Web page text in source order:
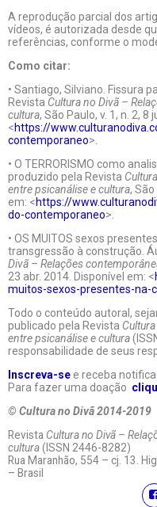
A reprodução parcial dos
vídeos, é autorizada desde
referências, conforme o
Como citar:
• Santiago, Silviano. Fissura
Revista Cultura no Divã –
cultura, São Paulo, v. 1, n. 2, 8
<https://
contemporaneo>.
• O TERRORISMO como
produzido pela Revista
entre psicanálise e cultura, São
em: <https://
do-contemporaneo>.
• OS MUITOS sexos
transgressão à construção.
Divã – Relações
23 abr. 2014. Disponível em: <
muitos-sexos-presentes-na-
Todo o conteúdo autoral,
publicado pela Revista
entre psicanálise e cultura
responsabilidade de seus
Inscreva-se e receba
Para fazer uma doação
© Cultura no Divã 2014-2019
Revista Cultura no Divã –
cultura(ISSN 2446-8282)
Rua Maranhão, 554 – cj. 13.
– Brasil